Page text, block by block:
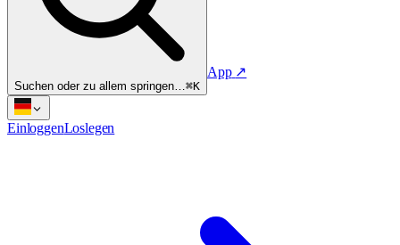
Suchen oder zu allem springen…⌘K
App ↗
EinloggenLoslegen